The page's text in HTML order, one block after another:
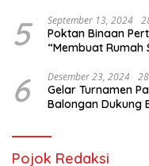
5 September 13, 2024
Poktan Binaan
“Membuat Rumah
6 Desember 23, 2024
Gelar Turnamen
Balongan Dukung
Pojok Redaksi